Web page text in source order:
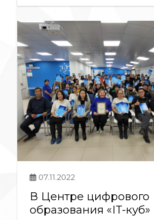
07.11.2022
В Центре цифрового
образования «IT-куб»